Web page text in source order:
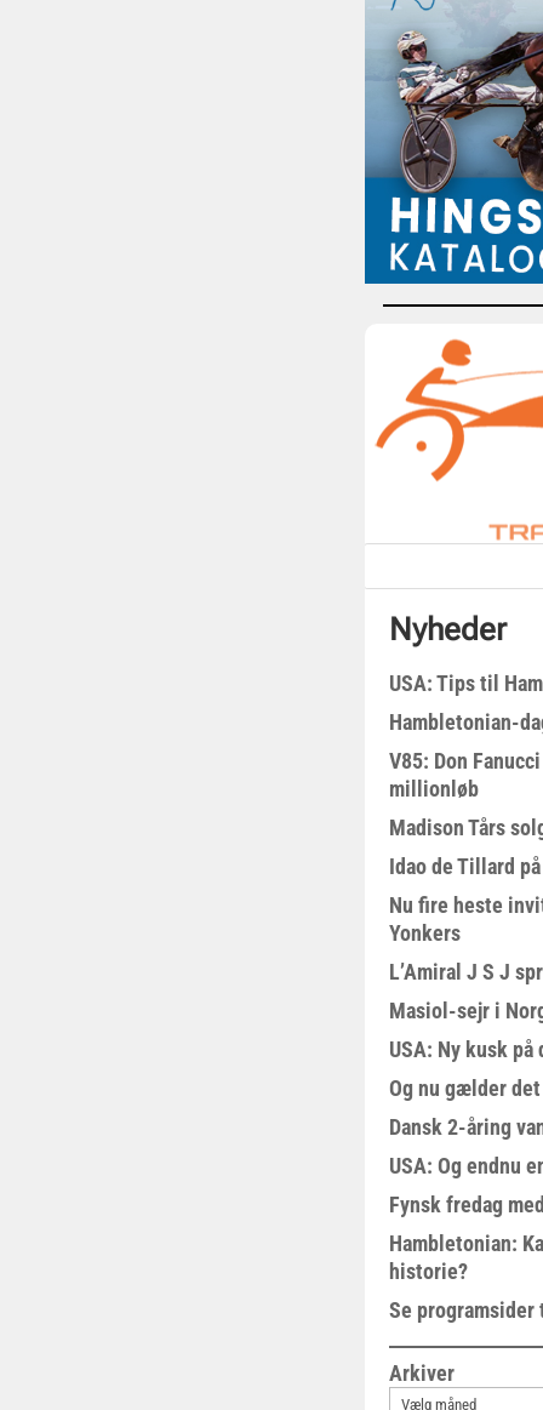
Nyheder
USA: Tips til
Hambletonian-
V85: Don
millionløb
Madison Tårs
Idao de Tillard
Nu fire heste
Yonkers
L’Amiral J S J
Masiol-sejr i
USA: Ny kusk på
Og nu gælder
Dansk 2-åring
USA: Og endnu
Fynsk fredag
Hambletonian:
historie?
Se
Arkiver